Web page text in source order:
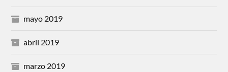
mayo 2019
abril 2019
marzo 2019